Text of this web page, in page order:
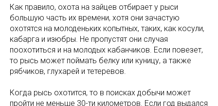
Как правило, охота на зайцев отбирает у рыси
большую часть их времени, хотя они зачастую
охотятся на молоденьких копытных, таких, как косули,
кабарга и изюбры. Не пропустят они случая
поохотиться и на молодых кабанчиков. Если повезет,
то рысь может поймать белку или куницу, а также
рябчиков, глухарей и тетеревов.
Когда рысь охотится, то в поисках добычи может
пройти не меньше 30-ти километров. Если год выдался